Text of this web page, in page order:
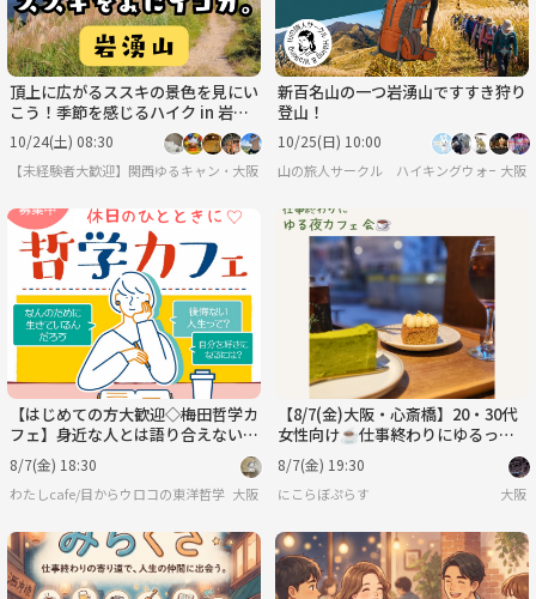
頂上に広がるススキの景色を見にい
こう！季節を感じるハイク in 岩湧
山
10/24(土) 08:30
【未経験者大歓迎】関西ゆるキャン・ゆるハイク
大阪
新百名山の一つ岩湧山ですすき狩り
登山！
10/25(日) 10:00
山の旅人サークル ハイキングウォーキン
大阪
【はじめての方大歓迎◇梅田哲学カ
フェ】身近な人とは語り合えない哲
学について語りましょう
8/7(金) 18:30
わたしcafe/目からウロコの東洋哲学 大阪
【8/7(金)大阪・心斎橋】20・30代
女性向け☕仕事終わりにゆるっと
夜カフェ
8/7(金) 19:30
にこらぼぷらす 大阪